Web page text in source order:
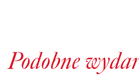
Podobne